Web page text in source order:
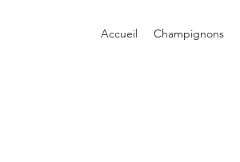
Accueil Champignons